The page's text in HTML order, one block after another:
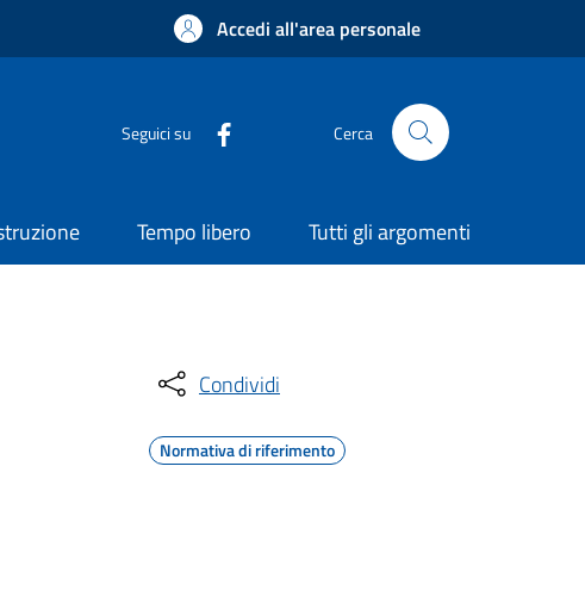
Accedi all'area personale
Seguici su Cerca
Tempo libero Tutti gli argomenti
Condividi
Normativa di riferimento